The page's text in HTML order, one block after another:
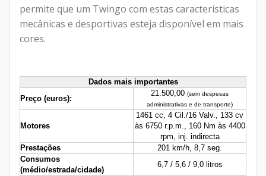
permite que um Twingo com estas características
mecânicas e desportivas esteja disponível em mais
cores.
Dados mais importantes
Preço (euros):
21.500,00 (sem despesas
administrativas e de transporte)
Motores
1461 cc, 4 Cil./16 Valv., 133 cv
às 6750 r.p.m., 160 Nm às 4400
rpm, inj. indirecta
Prestações
201 km/h, 8,7 seg.
Consumos
(médio/estrada/cidade)
6,7/ 5,6 / 9,0 litros